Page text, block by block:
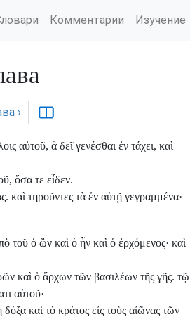
Комментарии Изучение
›
αὐτοῦ, ἃ δεῖ γενέσθαι ἐν τάχει, καὶ
ὅσα τε εἶδεν.
καὶ τηροῦντες τὰ ἐν αὐτῇ γεγραμμένα·
τοῦ ὁ ὢν καὶ ὁ ἦν καὶ ὁ ἐρχόμενος· καὶ
καὶ ὁ ἄρχων τῶν βασιλέων τῆς γῆς. τῷ
αὐτοῦ·
καὶ τὸ κράτος εἰς τοὺς αἰῶνας τῶν